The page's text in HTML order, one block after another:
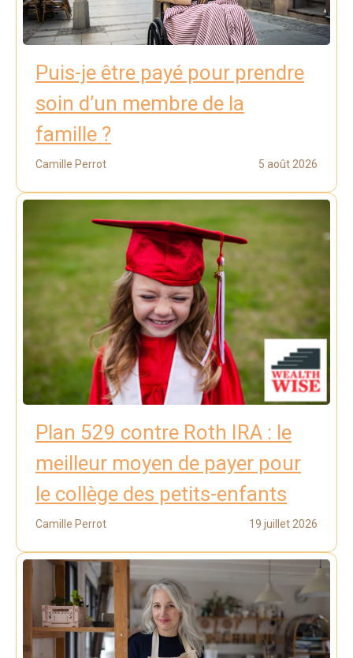
Puis-je être payé pour prendre
soin d’un membre de la
famille ?
Camille Perrot 5 août 2026
Plan 529 contre Roth IRA : le
meilleur moyen de payer pour
le collège des petits-enfants
Camille Perrot 19 juillet 2026